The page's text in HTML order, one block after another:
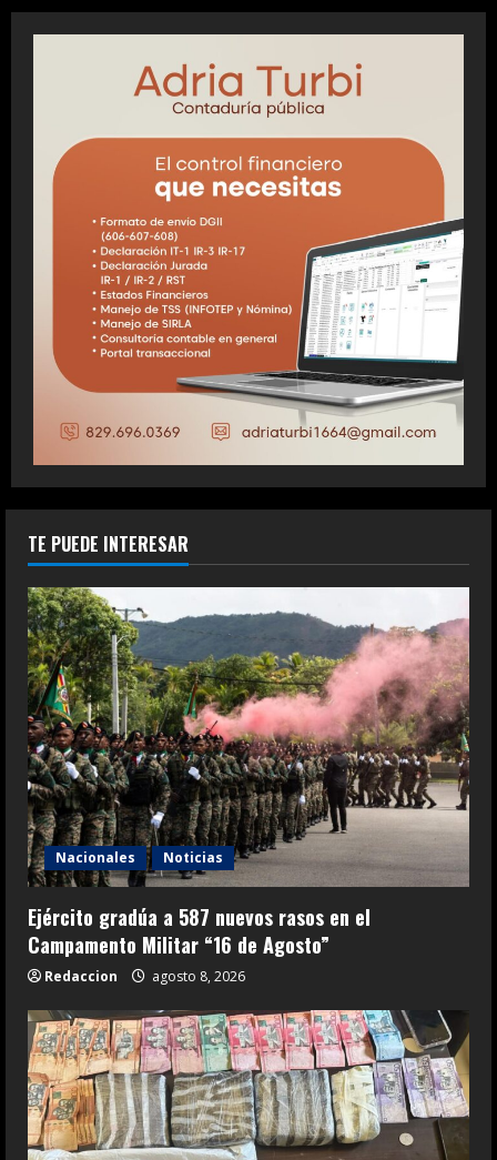
TE PUEDE INTERESAR
Nacionales Noticias
Ejército gradúa a 587 nuevos rasos en el
Campamento Militar “16 de Agosto”
Redaccion agosto 8, 2026